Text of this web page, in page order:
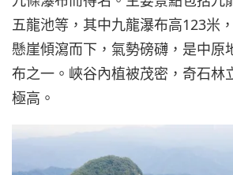
五龍池等，其中九龍瀑布高123米
懸崖傾瀉而下，氣勢磅礴，是中原
布之一。峽谷內植被茂密，奇石林
極高。